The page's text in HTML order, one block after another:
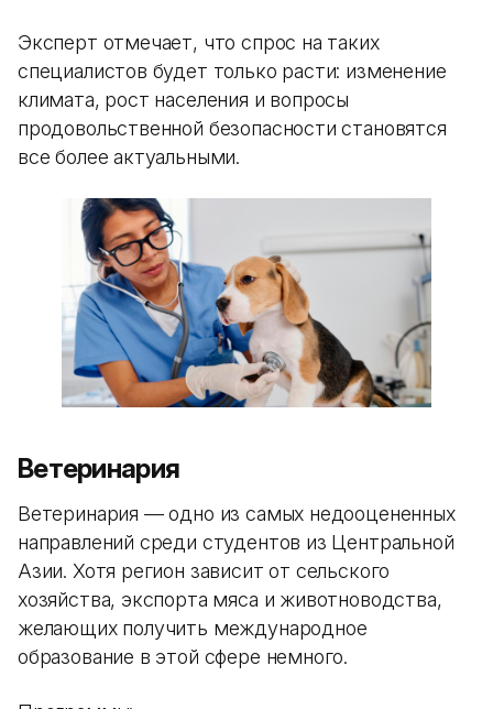
Эксперт отмечает, что спрос на таких
специалистов будет только расти: изменение
климата, рост населения и вопросы
продовольственной безопасности становятся
все более актуальными.
Ветеринария
Ветеринария — одно из самых недооцененных
направлений среди студентов из Центральной
Азии. Хотя регион зависит от сельского
хозяйства, экспорта мяса и животноводства,
желающих получить международное
образование в этой сфере немного.